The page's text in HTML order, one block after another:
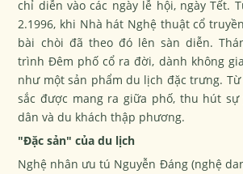
chỉ diễn vào các ngày lễ hội, ngày Tết.
2.1996, khi Nhà hát Nghệ thuật cổ
bài chòi đã theo đó lên sàn diễn.
trình Đêm phố cổ ra đời, dành không
như một sản phẩm du lịch đặc trưng.
sắc được mang ra giữa phố, thu hút
dân và du khách thập phương.
"Đặc sản" của du lịch
Nghệ nhân ưu tú Nguyễn Đáng (nghệ